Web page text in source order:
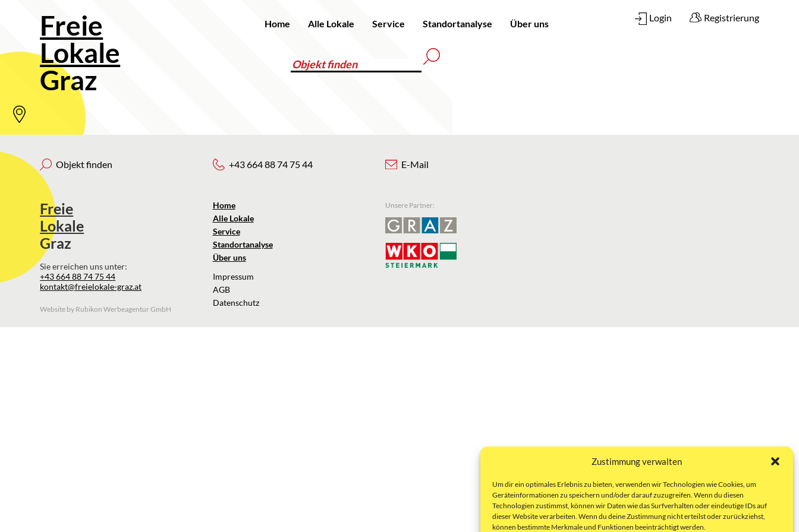
Zustimmung verwalten
Um dir ein optimales Erlebnis zu bieten, verwenden wir Technologien wie Cookies, um
Geräteinformationen zu speichern und/oder darauf zuzugreifen. Wenn du diesen
Technologien zustimmst, können wir Daten wie das Surfverhalten oder eindeutige IDs auf
dieser Website verarbeiten. Wenn du deine Zustimmung nicht erteilst oder zurückziehst,
können bestimmte Merkmale und Funktionen beeinträchtigt werden.
Freie
Lokale
Graz
Home Alle Lokale Service Standortanalyse Über uns
Login Registrierung
Objekt finden
Freie
Lokale
Graz
Sie erreichen uns unter:
+43 664 88 74 75 44
kontakt@freielokale-graz.at
Website by Rubikon Werbeagentur GmbH
+43 664 88 74 75 44
Home
Alle Lokale
Service
Standortanalyse
Über uns
Impressum
AGB
Datenschutz
E-Mail
Unsere Partner: